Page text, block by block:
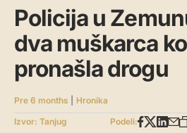
Policija u
dva muškarca
pronašla drogu
Pre 6 months Hronika
Izvor: Tanjug
Podeli: